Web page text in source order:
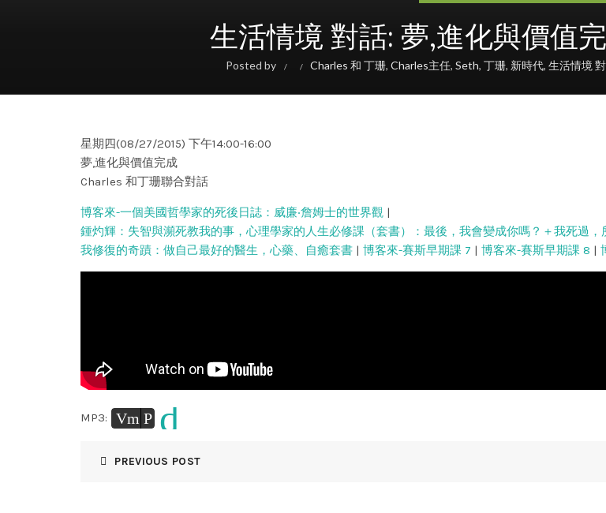
生活情境 對話: 夢,進化與價值
Posted by Charles 和 丁珊, Charles主任, Seth, 丁珊, 新時代, 生活情境
星期四(08/27/2015) 下午14:00-16:00
夢,進化與價值完成
Charles 和丁珊聯合對話
博客來-一個美國哲學家的死後日誌：威廉‧詹姆士的世界觀 |
鍾灼輝：失智與瀕死教我的事，心理學家的人生必修課（套書）：最後，我會變成你嗎？＋我死過，
我修復的奇蹟：做自己最好的醫生，心藥、自癒套書 | 博客來-賽斯早期課 7 | 博客來-賽斯早期課 8 |
MP3: Vm P d
PREVIOUS POST